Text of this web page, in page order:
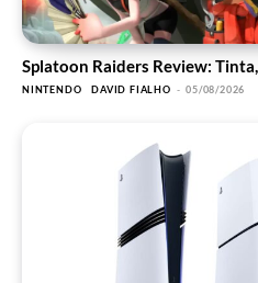
Splatoon Raiders Review:
NINTENDO DAVID FIALHO - 05/08/2026